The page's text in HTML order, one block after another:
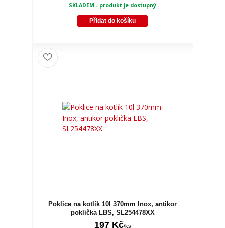
SKLADEM - produkt je dostupný
Přidat do košíku
Poklice na kotlík 10l 370mm Inox, antikor
poklička LBS, SL254478XX
197 Kč/ks